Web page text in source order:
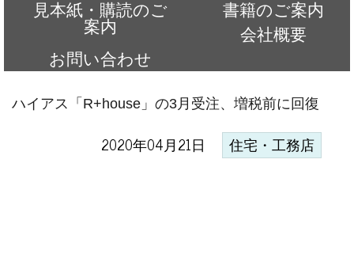
見本紙・購読のご
案内
書籍のご案内
会社概要
お問い合わせ
ハイアス「R+house」の3月受注、増税前に回復
2020年04月21日 住宅・工務店